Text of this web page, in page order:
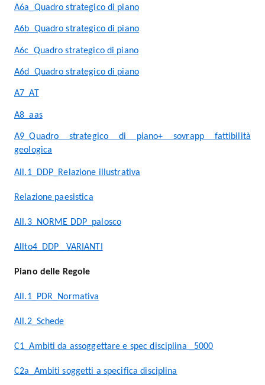
A6a_Quadro strategico di piano
A6b_Quadro strategico di piano
A6c_Quadro strategico di piano
A6d_Quadro strategico di piano
A7_AT
A8_aas
A9_Quadro strategico di piano+ sovrapp fattibilità
geologica
All.1_DDP_Relazione illustrativa
Relazione paesistica
All.3_NORME DDP_palosco
Allto4_DDP_ VARIANTI
Piano delle Regole
All.1_PDR_Normativa
All.2_Schede
C1_Ambiti da assoggettare e spec disciplina _5000
C2a_Ambiti soggetti a specifica disciplina